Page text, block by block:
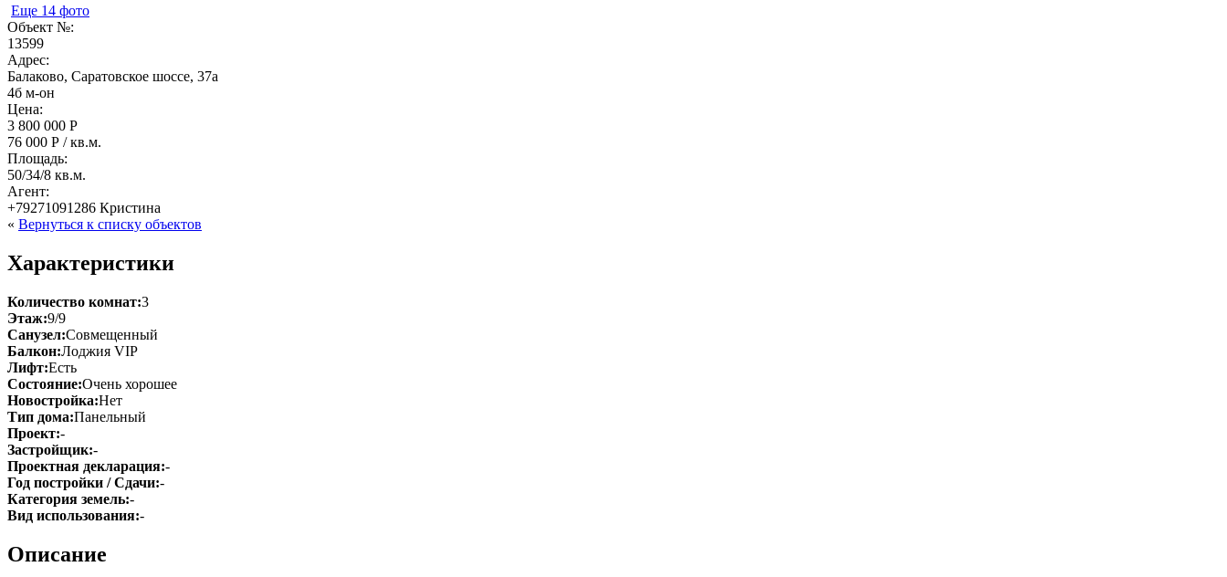
Еще 14 фото
Объект №:
13599
Адрес:
Балаково, Саратовское шоссе, 37а
4б м-он
Цена:
3 800 000 Р
76 000 Р / кв.м.
Площадь:
50/34/8 кв.м.
Агент:
+79271091286 Кристина
« Вернуться к списку объектов
Характеристики
Количество комнат:3
Этаж:9/9
Санузел:Совмещенный
Балкон:Лоджия VIP
Лифт:Есть
Состояние:Очень хорошее
Новостройка:Нет
Тип дома:Панельный
Проект:-
Застройщик:-
Проектная декларация:-
Год постройки / Сдачи:-
Категория земель:-
Вид использования:-
Описание